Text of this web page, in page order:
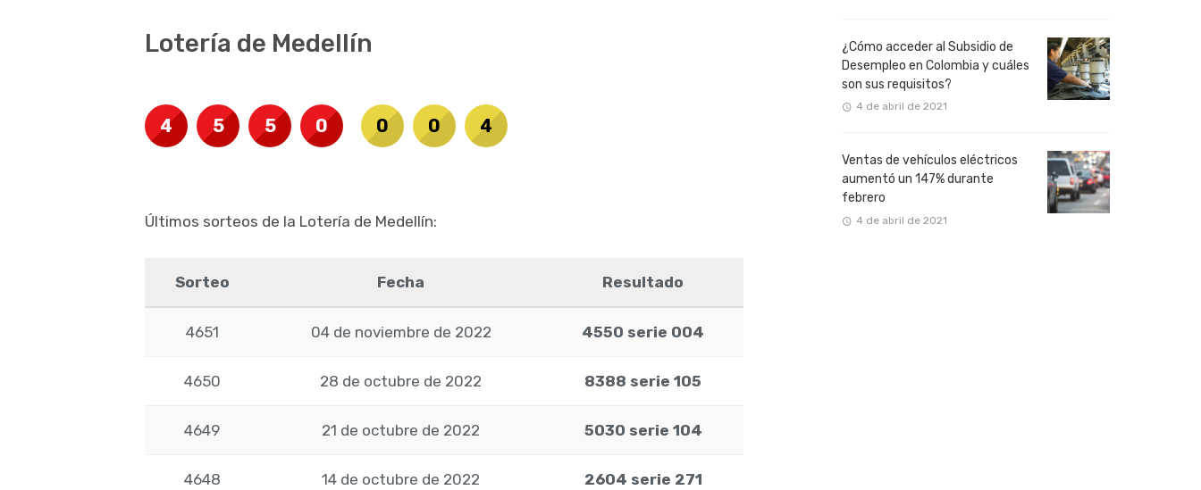
Lotería de Medellín
4 5 5 0 0 0 4
Últimos sorteos de la Lotería de Medellín:
Sorteo Fecha Resultado
4651 04 de noviembre de 2022 4550 serie 004
4650 28 de octubre de 2022 8388 serie 105
4649 21 de octubre de 2022 5030 serie 104
4648 14 de octubre de 2022 2604 serie 271
¿Cómo acceder al Subsidio de
Desempleo en Colombia y cuáles
son sus requisitos?
4 de abril de 2021
Ventas de vehículos eléctricos
aumentó un 147% durante
febrero
4 de abril de 2021